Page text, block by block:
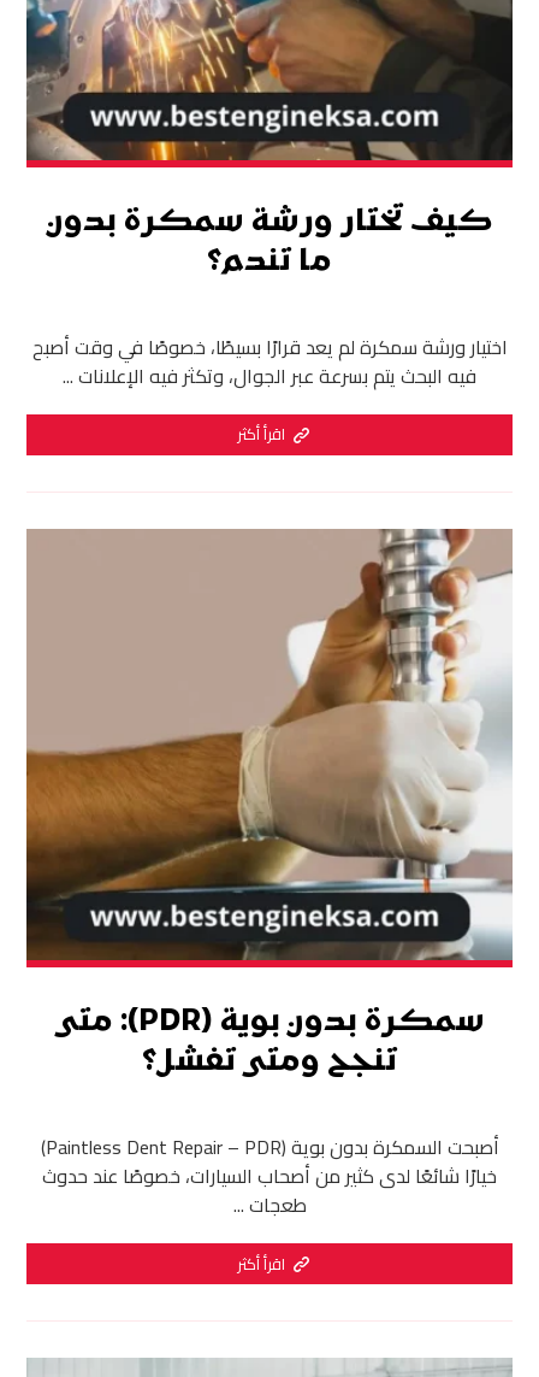
كيف تختار ورشة سمكرة بدون
ما تندم؟
اختيار ورشة سمكرة لم يعد قرارًا بسيطًا، خصوصًا في وقت أصبح
فيه البحث يتم بسرعة عبر الجوال، وتكثر فيه الإعلانات ...
اقرأ أكثر
سمكرة بدون بوية (PDR): متى
تنجح ومتى تفشل؟
أصبحت السمكرة بدون بوية (Paintless Dent Repair – PDR)
خيارًا شائعًا لدى كثير من أصحاب السيارات، خصوصًا عند حدوث
طعجات ...
اقرأ أكثر